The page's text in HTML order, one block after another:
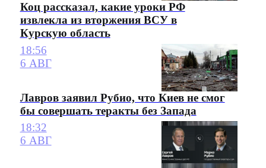
Коц рассказал, какие уроки РФ
извлекла из вторжения ВСУ в
Курскую область
18:56
6 АВГ
Лавров заявил Рубио, что Киев не смог
бы совершать теракты без Запада
18:32
6 АВГ